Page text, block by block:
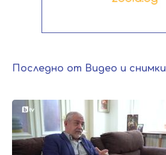
Последно от Видео и снимки